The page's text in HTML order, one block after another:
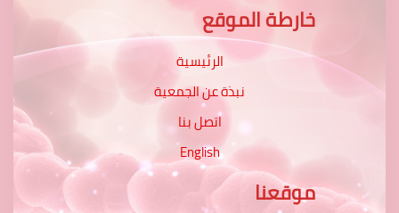
خارطة الموقع
الرئيسية
نبذة عن الجمعية
اتصل بنا
English
موقعنا